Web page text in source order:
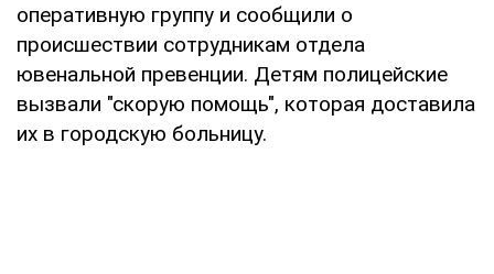
оперативную группу и сообщили о
происшествии сотрудникам отдела
ювенальной превенции. Детям полицейские
вызвали "скорую помощь", которая доставила
их в городскую больницу.